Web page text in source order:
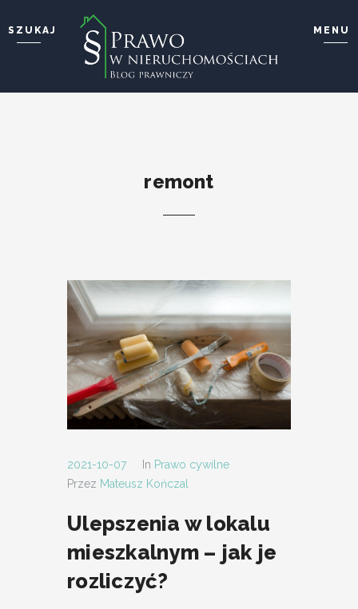
SZUKAJ MENU
remont
2021-10-07 In Prawo cywilne
Przez Mateusz Kończal
Ulepszenia w lokalu
mieszkalnym – jak je
rozliczyć?